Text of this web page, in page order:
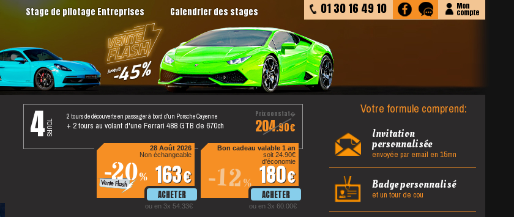
Stage de pilotage Entreprises Calendrier des stages 01 30 16 49 10 Mon
compte
4tours
2 tours de découverte en passager à bord d'un Porsche Cayenne
+ 2 tours au volant d'une Ferrari 488 GTB de 670ch 204.90
Bon cadeau valable 1 an
180
ou en 3x 60.00
-12%
soit 24.90
d'économie
28 Août 2026
Non échangeable
163
ou en 3x 54.33
-20%
Votre formule comprend:
Invitation
personnalisée
envoyée par email en 15mn
Badge personnalisé
et un tour de cou